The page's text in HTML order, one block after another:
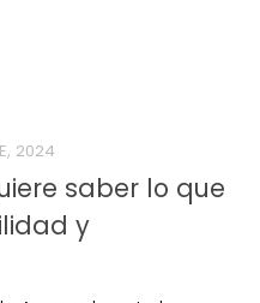
2024
saber lo que
y